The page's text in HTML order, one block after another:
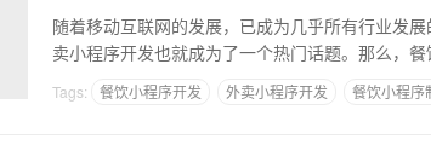
随着移动互联网的发展，已成为几乎所有行业发
卖小程序开发也就成为了一个热门话题。那么，
Tags: 餐饮小程序开发 外卖小程序开发 餐饮小程序